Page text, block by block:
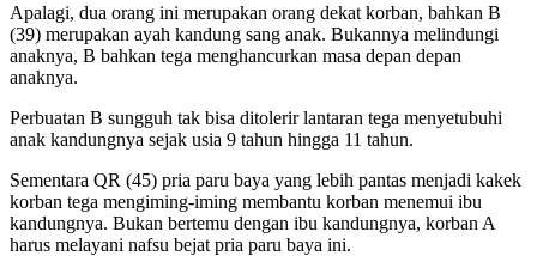
Apalagi, dua orang ini merupakan orang dekat korban, bahkan B
(39) merupakan ayah kandung sang anak. Bukannya melindungi
anaknya, B bahkan tega menghancurkan masa depan depan
anaknya.
Perbuatan B sungguh tak bisa ditolerir lantaran tega menyetubuhi
anak kandungnya sejak usia 9 tahun hingga 11 tahun.
Sementara QR (45) pria paru baya yang lebih pantas menjadi kakek
korban tega mengiming-iming membantu korban menemui ibu
kandungnya. Bukan bertemu dengan ibu kandungnya, korban A
harus melayani nafsu bejat pria paru baya ini.